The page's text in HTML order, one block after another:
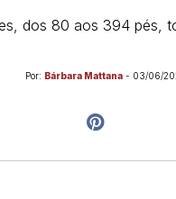
dos 80 aos 394 pés,
Por: Bárbara Mattana - 03/06/